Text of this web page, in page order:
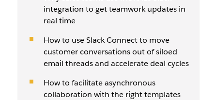
integration to get teamwork updates in
real time
How to use Slack Connect to move
customer conversations out of siloed
email threads and accelerate deal cycles
How to facilitate asynchronous
collaboration with the right templates